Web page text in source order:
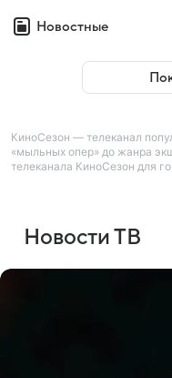
Новостные
КиноСезон — телеканал
«мыльных опер» до жанра
телеканала КиноСезон для
Новости ТВ